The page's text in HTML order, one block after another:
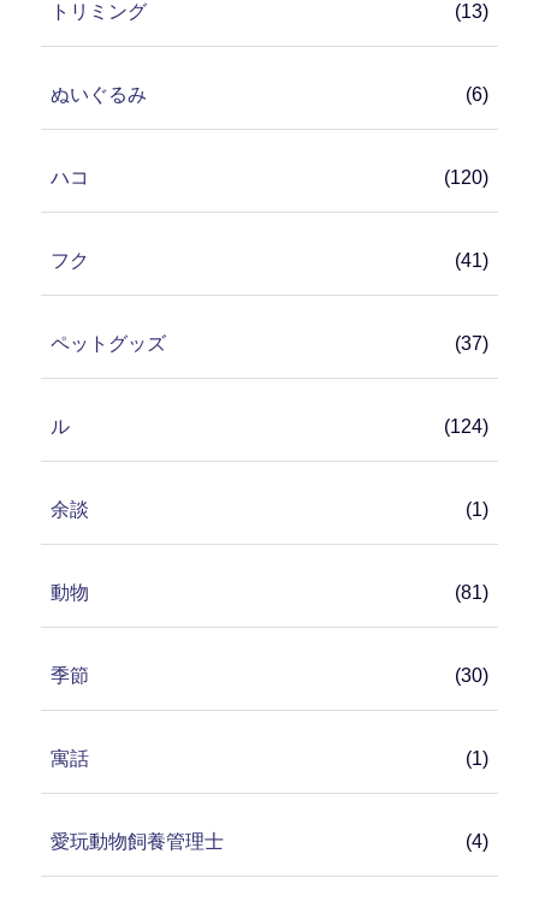
トリミング (13)
ぬいぐるみ (6)
ハコ (120)
フク (41)
ペットグッズ (37)
ル (124)
余談 (1)
動物 (81)
季節 (30)
寓話 (1)
愛玩動物飼養管理士 (4)